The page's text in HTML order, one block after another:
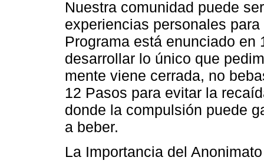
Nuestra comunidad puede
experiencias personales
Programa está enunciado en
desarrollar lo único que
mente viene cerrada, no
12 Pasos para evitar la
donde la compulsión puede
a beber.
La Importancia del